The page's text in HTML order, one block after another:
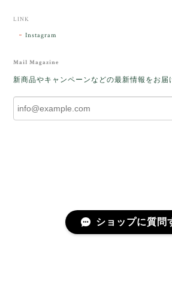
した。
をあたたかく迎え入れてくだ
しく思います。 この石のふ
ランパサラン」でした。これ
傍で そっと見守ってくれる
2025/10/03
LINK
Instagram
Mail Magazine
新商品やキャンペーンなどの最新情報をお届
ショップに質問